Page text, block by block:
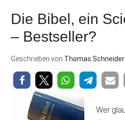
Die Bibel, ein
– Bestseller?
Geschrieben von Thomas Schneider
Wer